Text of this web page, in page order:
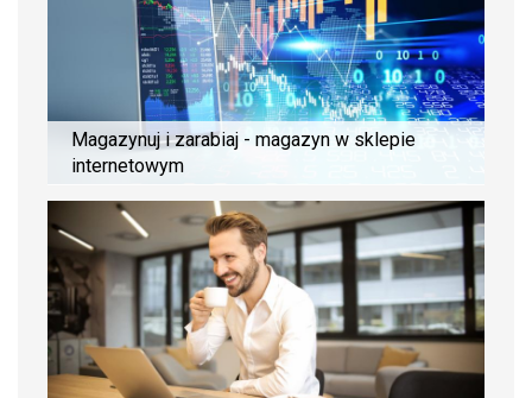
Magazynuj i zarabiaj - magazyn w sklepie
internetowym